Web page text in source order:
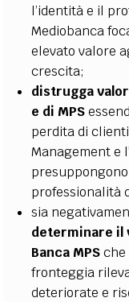
l’identità e il
Mediobanca
elevato valore
crescita;
distrugga
e di MPS
perdita di
Management e
professionalità
sia
determinare il
Banca MPS
fronteggia
deteriorate e